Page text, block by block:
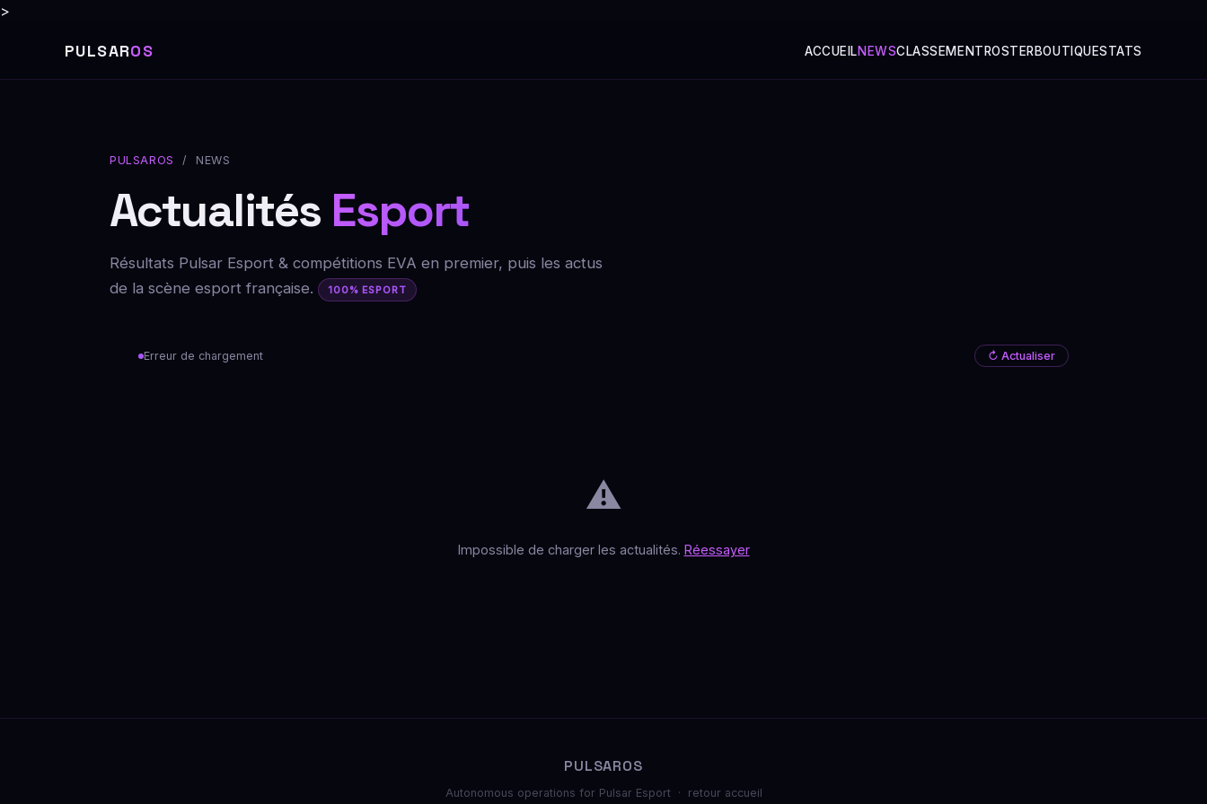
>
PULSAROS ACCUEILNEWSCLASSEMENT ROSTERBOUTIQUESTATS
PULSAROS / NEWS
Actualités Esport
Résultats Pulsar Esport & compétitions EVA en premier, puis les actus
de la scène esport française.
100% ESPORT
Erreur de chargement ↻ Actualiser
⚠️
Impossible de charger les actualités. Réessayer
PULSAROS
Autonomous operations for Pulsar Esport · retour accueil